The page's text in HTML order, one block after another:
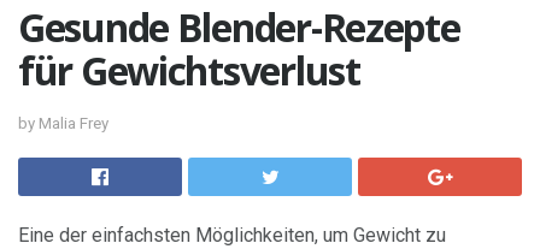
Gesunde Blender-Rezepte
für Gewichtsverlust
by Malia Frey
Eine der einfachsten Möglichkeiten, um Gewicht zu